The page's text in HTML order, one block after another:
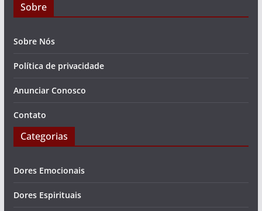
Sobre
Sobre Nós
Política de privacidade
Anunciar Conosco
Contato
Categorias
Dores Emocionais
Dores Espirituais